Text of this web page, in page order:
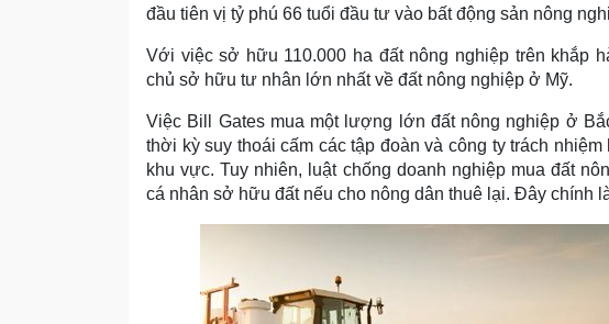
đầu tiên vị tỷ phú 66 tuổi đầu tư vào bất động sản nông
Với việc sở hữu 110.000 ha đất nông nghiệp trên khắp
chủ sở hữu tư nhân lớn nhất về đất nông nghiệp ở Mỹ.
Việc Bill Gates mua một lượng lớn đất nông nghiệp ở
thời kỳ suy thoái cấm các tập đoàn và công ty trách
khu vực. Tuy nhiên, luật chống doanh nghiệp mua đất
cá nhân sở hữu đất nếu cho nông dân thuê lại. Đây chính